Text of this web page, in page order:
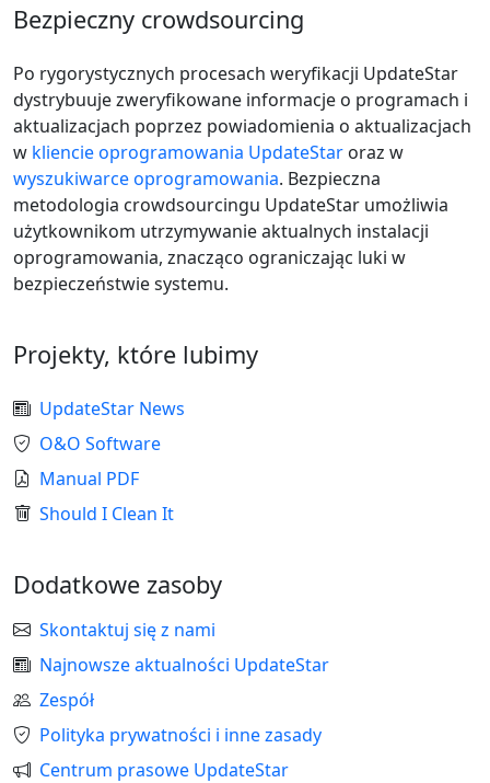
Bezpieczny crowdsourcing
Po rygorystycznych procesach weryfikacji UpdateStar
dystrybuuje zweryfikowane informacje o programach i
aktualizacjach poprzez powiadomienia o aktualizacjach
w kliencie oprogramowania UpdateStar oraz w
wyszukiwarce oprogramowania. Bezpieczna
metodologia crowdsourcingu UpdateStar umożliwia
użytkownikom utrzymywanie aktualnych instalacji
oprogramowania, znacząco ograniczając luki w
bezpieczeństwie systemu.
Projekty, które lubimy
UpdateStar News
O&O Software
Manual PDF
Should I Clean It
Dodatkowe zasoby
Skontaktuj się z nami
Najnowsze aktualności UpdateStar
Zespół
Polityka prywatności i inne zasady
Centrum prasowe UpdateStar